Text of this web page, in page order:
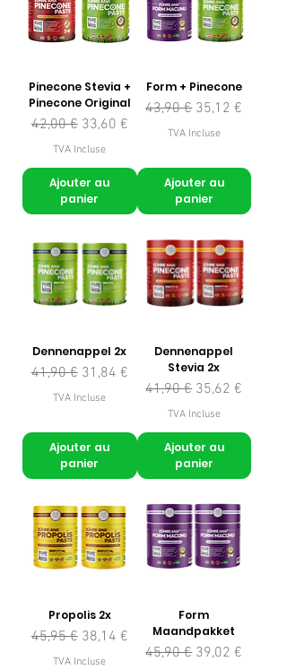
Pinecone Stevia +
Pinecone Original
Prix original
42,00 € Prix promotionnel
33,60 €
TVA Incluse
Ajouter au
panier
Form + Pinecone
Prix original
43,90 € Prix
35,12 €
TVA Incluse
Ajouter au
panier
Dennenappel 2x
Prix original
41,90 € Prix promotionnel
31,84 €
TVA Incluse
Ajouter au
panier
Dennenappel
Stevia 2x
Prix original
41,90 € Prix
35,62 €
TVA Incluse
Ajouter au
panier
Propolis 2x
Prix original
45,95 € Prix promotionnel
38,14 €
TVA Incluse
Form
Maandpakket
Prix original
45,90 € Prix
39,02 €